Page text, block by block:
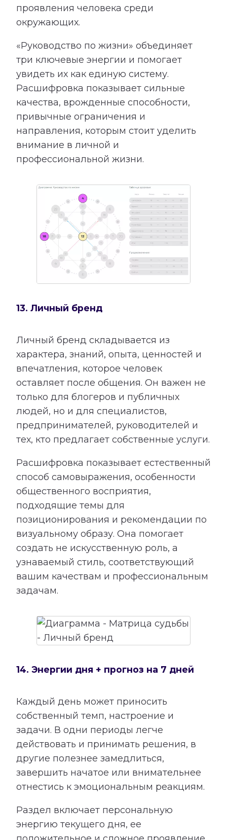
проявления человека среди
окружающих.
«Руководство по жизни» объединяет
три ключевые энергии и помогает
увидеть их как единую систему.
Расшифровка показывает сильные
качества, врожденные способности,
привычные ограничения и
направления, которым стоит уделить
внимание в личной и
профессиональной жизни.
13. Личный бренд
Личный бренд складывается из
характера, знаний, опыта, ценностей и
впечатления, которое человек
оставляет после общения. Он важен не
только для блогеров и публичных
людей, но и для специалистов,
предпринимателей, руководителей и
тех, кто предлагает собственные услуги.
Расшифровка показывает естественный
способ самовыражения, особенности
общественного восприятия,
подходящие темы для
позиционирования и рекомендации по
визуальному образу. Она помогает
создать не искусственную роль, а
узнаваемый стиль, соответствующий
вашим качествам и профессиональным
задачам.
14. Энергии дня + прогноз на 7 дней
Каждый день может приносить
собственный темп, настроение и
задачи. В одни периоды легче
действовать и принимать решения, в
другие полезнее замедлиться,
завершить начатое или внимательнее
отнестись к эмоциональным реакциям.
Раздел включает персональную
энергию текущего дня, ее